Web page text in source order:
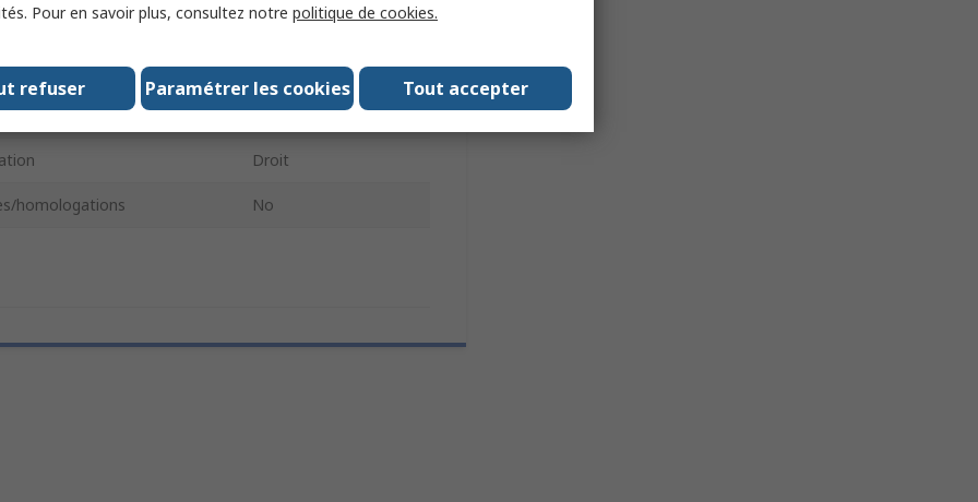
2.9mm
montage Traversant
Droit
homologations No
Pour en savoir plus, consultez notre politique de cookies.
Tout accepter
Paramétrer les cookies
refuser